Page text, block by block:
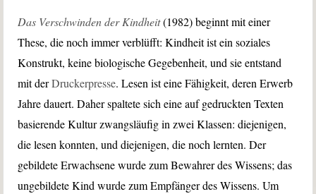
Das Verschwinden der Kindheit(1982) beginnt mit einer
These, die noch immer verblüfft: Kindheit ist ein soziales
Konstrukt, keine biologische Gegebenheit, und sie entstand
mit derDruckerpresse. Lesen ist eine Fähigkeit, deren Erwerb
Jahre dauert. Daher spaltete sich eine auf gedruckten Texten
basierende Kultur zwangsläufig in zwei Klassen: diejenigen,
die lesen konnten, und diejenigen, die noch lernten. Der
gebildete Erwachsene wurde zum Bewahrer des Wissens; das
ungebildete Kind wurde zum Empfänger des Wissens. Um